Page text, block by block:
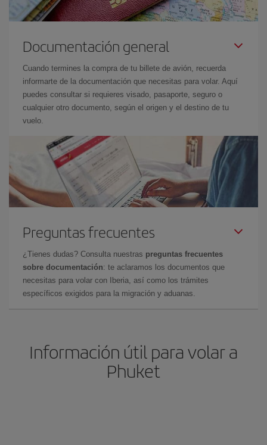
Documentación general
Cuando termines la compra de tu billete de avión, recuerda
informarte de la documentación que necesitas para volar. Aquí
puedes consultar si requieres visado, pasaporte, seguro o
cualquier otro documento, según el origen y el destino de tu
vuelo.
Preguntas frecuentes
¿Tienes dudas? Consulta nuestras preguntas frecuentes
sobre documentación: te aclaramos los documentos que
necesitas para volar con Iberia, así como los trámites
específicos exigidos para la migración y aduanas.
Información útil para volar a
Phuket